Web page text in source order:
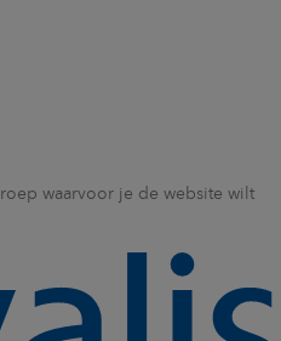
waarvoor je de website wilt